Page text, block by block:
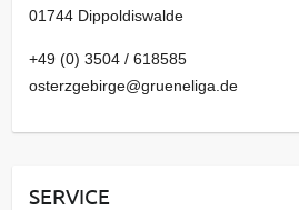
01744 Dippoldiswalde
+49 (0) 3504 / 618585
osterzgebirge@grueneliga.de
SERVICE